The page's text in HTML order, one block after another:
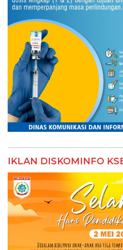
IKLAN DISKOMINFO